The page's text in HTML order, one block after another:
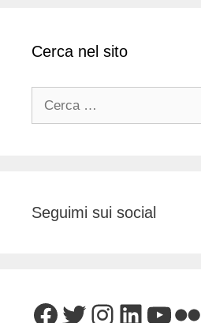
Cerca nel sito
Seguimi sui social
Facebook
Twitter